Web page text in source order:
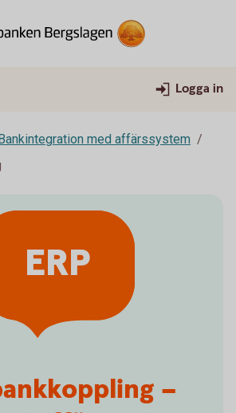
Logga in
med affärssystem
–
ERP